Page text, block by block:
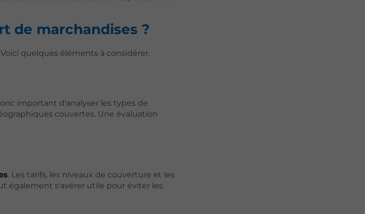
de marchandises ?
quelques éléments à considérer.
important d'analyser les types de
couvertes. Une évaluation
. Les tarifs, les niveaux de couverture et les
également s'avérer utile pour éviter les